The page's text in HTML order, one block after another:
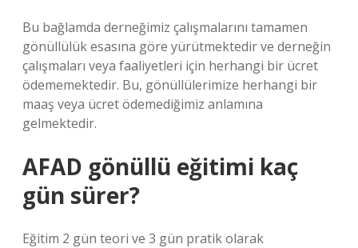
Bu bağlamda derneğimiz çalışmalarını tamamen
gönüllülük esasına göre yürütmektedir ve derneğin
çalışmaları veya faaliyetleri için herhangi bir ücret
ödememektedir. Bu, gönüllülerimize herhangi bir
maaş veya ücret ödemediğimiz anlamına
gelmektedir.
AFAD gönüllü eğitimi kaç
gün sürer?
Eğitim 2 gün teori ve 3 gün pratik olarak